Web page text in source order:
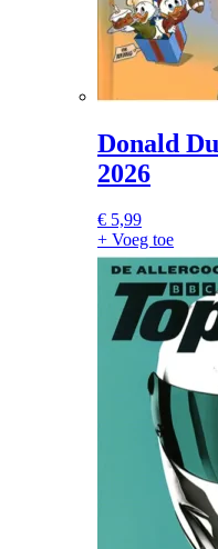
Donald
2026
€ 5,99
+ Voeg toe